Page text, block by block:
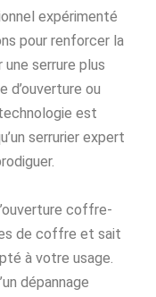
expérimenté
pour renforcer la
serrure plus
d’ouverture ou
est
serrurier expert
coffre-
de coffre et sait
à votre usage.
dépannage